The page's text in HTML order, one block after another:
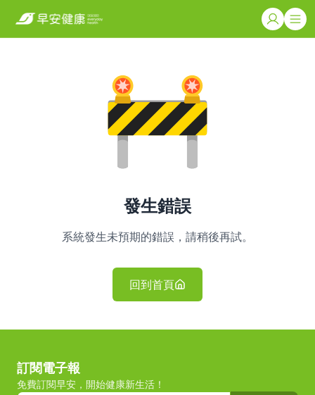
發生錯誤
系統發生未預期的錯誤，請稍後再試。
回到首頁
訂閱電子報
免費訂閱早安，開始健康新生活！